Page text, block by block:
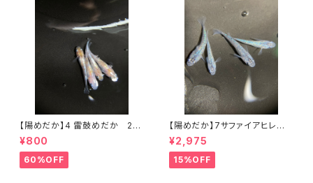
【陽めだか】4 雷鼓めだか 2ペ
ア 【現物】
¥800
60%OFF
【陽めだか】7サファイアヒレ無
し 2ペア【現物】
¥2,975
15%OFF